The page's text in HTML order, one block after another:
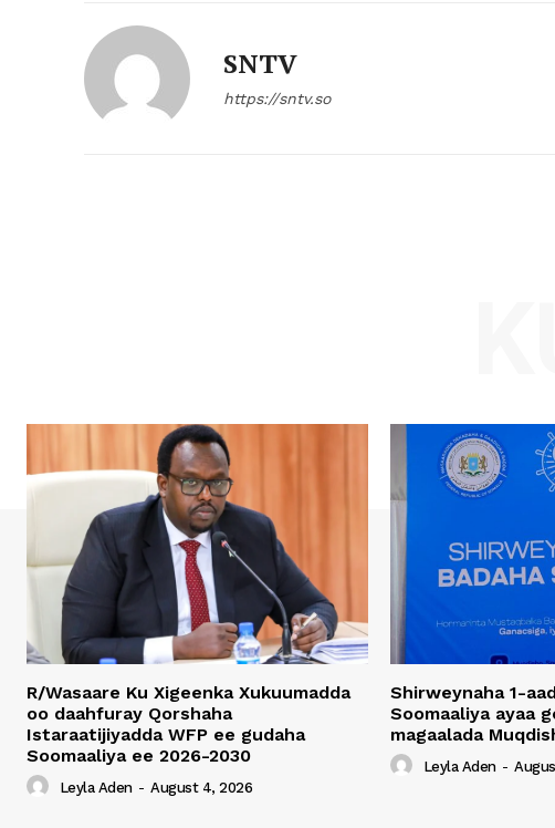
SNTV
https://sntv.so
R/Wasaare Ku Xigeenka Xukuumadda
oo daahfuray Qorshaha
Istaraatijiyadda WFP ee gudaha
Soomaaliya ee 2026-2030
Leyla Aden - August 4, 2026
Shirweynaha 1-
Soomaaliya ayaa
magaalada
Leyla Aden -